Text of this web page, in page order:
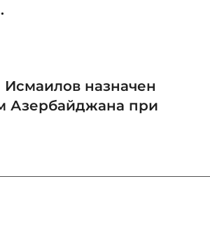
назначен
Азербайджана при